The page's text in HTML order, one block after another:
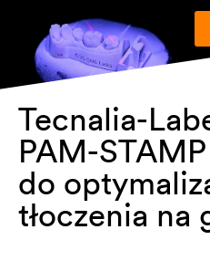
Tecnalia-
PAM-
do
tłoczenia na